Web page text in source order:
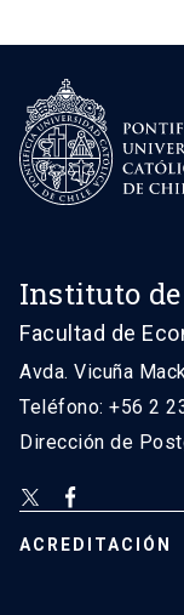
Instituto
Facultad de
Avda. Vicuña
Teléfono: +56 2
Dirección de
ACREDITACIÓN